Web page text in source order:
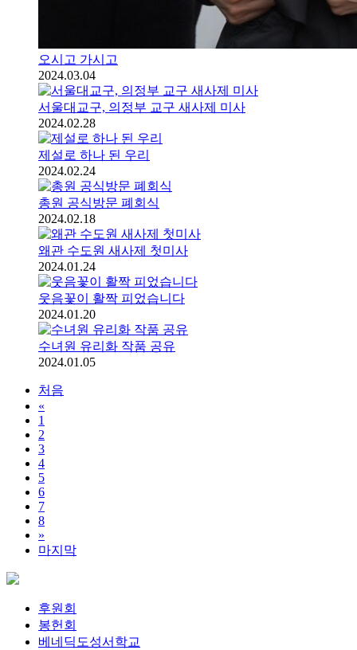
오시고 가시고
2024.03.04
서울대교구, 의정부 교구 새사제 미사
2024.02.28
제설로 하나 된 우리
2024.02.24
총원 공식방문 폐회식
2024.02.18
왜관 수도원 새사제 첫미사
2024.01.24
웃음꽃이 활짝 피었습니다
2024.01.20
수녀원 유리화 작품 공유
2024.01.05
처음
«
1
2
3
4
5
6
7
8
»
마지막
후원회
봉헌회
베네딕도성서학교